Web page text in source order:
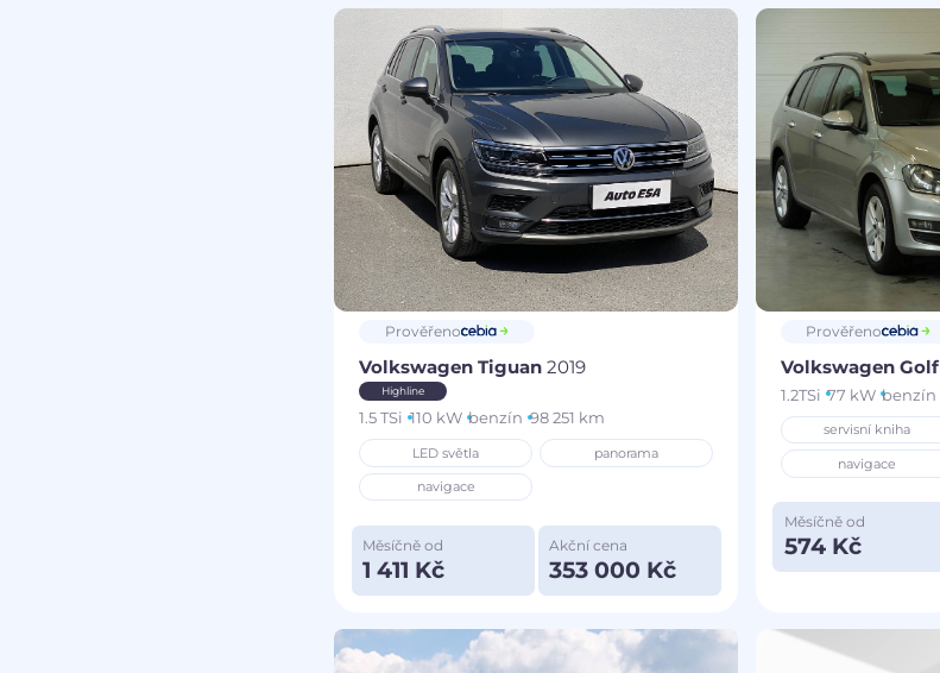
Prověřeno
Volkswagen Tiguan2019
Highline
1.5 TSi 110 kW benzín 98 251 km
LED světla panorama
navigace
Měsíčně od
1 411 Kč
Akční cena
353 000 Kč
Prověřeno
Volkswagen Golf
1.2TSi 77 kW benzín
servisní kniha
navigace
Měsíčně od
574 Kč